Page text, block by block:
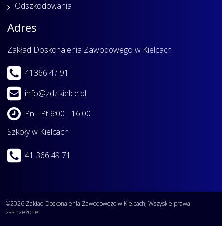
Odszkodowania
Adres
Zakład Doskonalenia Zawodowego w Kielcach
41366 47 91
info@zdz.kielce.pl
Pn - Pt 8:00 - 16:00
Szkoły w Kielcach
41 366 49 71
©2026 Zakład Doskonalenia Zawodowego w Kielcach, Wszyskie prawa
zastrzeżone